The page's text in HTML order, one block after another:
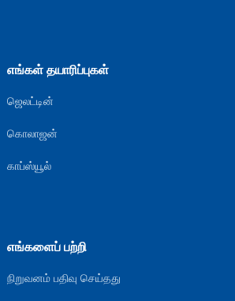
எங்கள் தயாரிப்புகள்
ஜெலட்டின்
கொலாஜன்
காப்ஸ்யூல்
எங்களைப் பற்றி
நிறுவனம் பதிவு செய்தது